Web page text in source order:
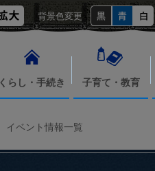
背景色変更
くらし・手続き 子育て・教育
イベント情報一覧